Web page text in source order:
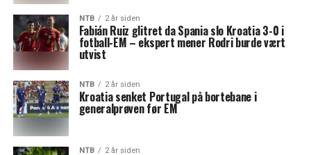
NTB 2 år siden
Fabián Ruiz glitret da Spania slo Kroatia 3-0 i
fotball-EM – ekspert mener Rodri burde vært
utvist
NTB 2 år siden
Kroatia senket Portugal på bortebane i
generalprøven før EM
NTB 2 år siden